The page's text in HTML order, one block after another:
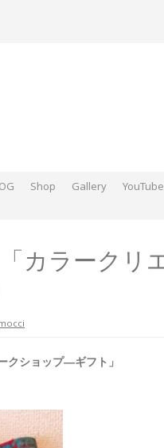
Shop Gallery YouTube
カラークリ
クショップ―ギフト」